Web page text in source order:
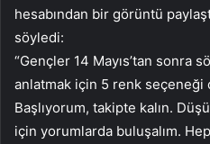
hesabından bir görüntü
söyledi:
“Gençler 14 Mayıs’tan sonra
anlatmak için 5 renk seçeneği
Başlıyorum, takipte kalın.
için yorumlarda buluşalım.